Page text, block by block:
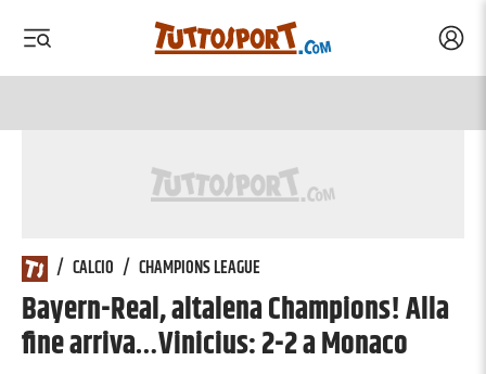
/ CALCIO / CHAMPIONS LEAGUE
Bayern-Real, altalena Champions! Alla
fine arriva…Vinicius: 2-2 a Monaco